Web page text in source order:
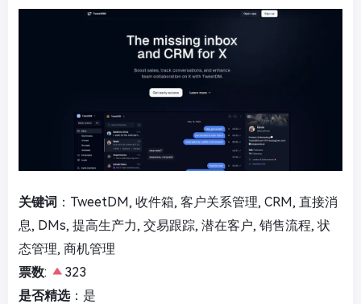
关键词 ：TweetDM, 收件箱, 客户关系管理, CRM, 直接消
息, DMs, 提高生产力, 交易跟踪, 潜在客户, 销售流程, 状
态管理, 商机管理
票数:
323
是否精选：是